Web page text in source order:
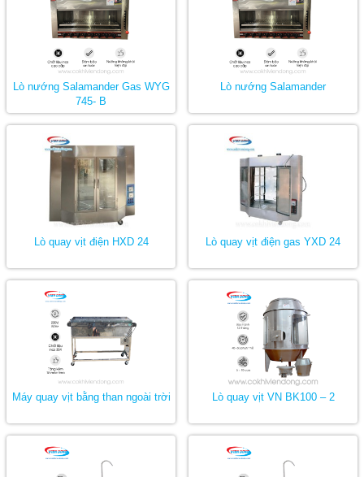
Lò nướng Salamander Gas WYG
745- B
Lò nướng Salamander
Lò quay vịt điện HXD 24 Lò quay vịt điện gas YXD 24
Máy quay vịt bằng than ngoài trời Lò quay vịt VN BK100 – 2